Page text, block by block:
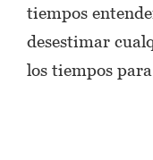
tiempos
desestimar
los tiempos